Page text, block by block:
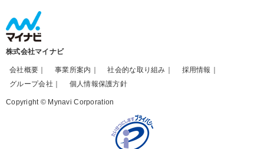
株式会社マイナビ
会社概要 事業所案内 社会的な取り組み
採用情報
グループ会社
個人情報保護方針
Copyright © Mynavi Corporation